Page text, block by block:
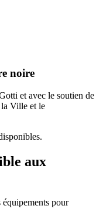
noire
et avec le soutien de
la Ville et le
aux
équipements pour